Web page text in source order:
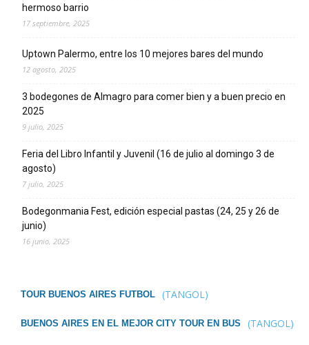
hermoso barrio
17 septiembre, 2025
Uptown Palermo, entre los 10 mejores bares del mundo
12 agosto, 2025
3 bodegones de Almagro para comer bien y a buen precio en
2025
9 julio, 2025
Feria del Libro Infantil y Juvenil (16 de julio al domingo 3 de
agosto)
7 julio, 2025
Bodegonmania Fest, edición especial pastas (24, 25 y 26 de
junio)
16 junio, 2025
TOUR BUENOS AIRES FUTBOL (TANGOL)
BUENOS AIRES EN EL MEJOR CITY TOUR EN BUS (TANGOL)